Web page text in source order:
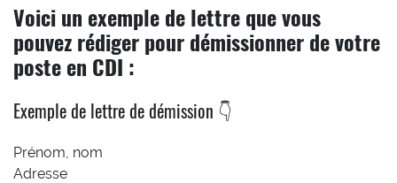
Voici un exemple de lettre que vous
pouvez rédiger pour démissionner de votre
poste en CDI :
Exemple de lettre de démission 👇
Prénom, nom
Adresse